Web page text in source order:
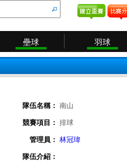
壘球 羽球
隊伍名稱： 南山
競賽項目： 排球
管理員： 林冠瑋
隊伍介紹：